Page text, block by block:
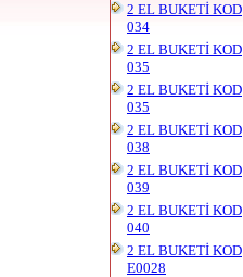
2 EL BUKETİ KOD
034
2 EL BUKETİ KOD
035
2 EL BUKETİ KOD
035
2 EL BUKETİ KOD
038
2 EL BUKETİ KOD
039
2 EL BUKETİ KOD
040
2 EL BUKETİ KOD
E0028